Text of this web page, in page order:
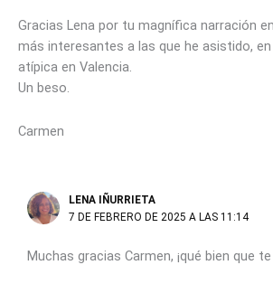
Gracias Lena por tu magnífica narración
más interesantes a las que he asistido,
atípica en Valencia.
Un beso.
Carmen
LENA IÑURRIETA
7 DE FEBRERO DE 2025 A LAS 11:14
Muchas gracias Carmen, ¡qué bien que